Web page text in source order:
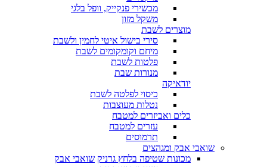
מכשירי פנקייק, וופל בלגי
משקל מזון
מוצרים לשבת
סירי בישול איטי לחמין ולשבת
מיחם וקומקומים לשבת
פלטות לשבת
מנורות שבת
יודאיקה
כיסוי לפלטה לשבת
נטלות מעוצבות
כלים ואביזרים למטבח
עזרים למטבח
תרמוסים
שואבי אבק ומגהצים
מכונות שטיפה בלחץ גרניק שואבי אבק